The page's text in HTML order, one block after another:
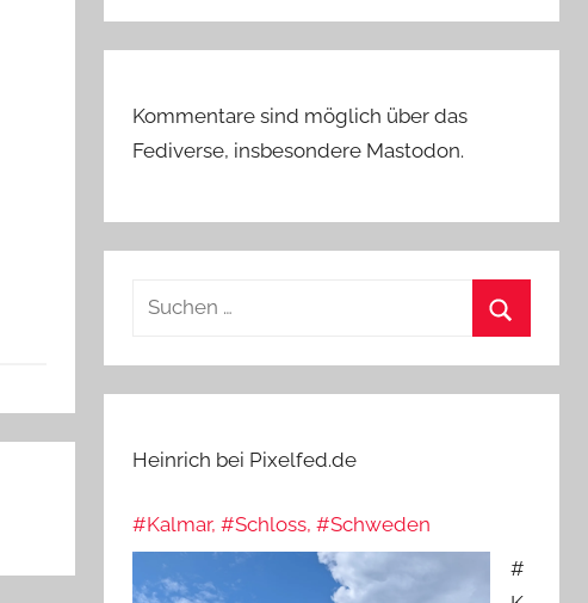
Kommentare sind möglich über das
Fediverse, insbesondere Mastodon.
Suchen
Heinrich bei Pixelfed.de
#Kalmar, #Schloss, #Schweden
#